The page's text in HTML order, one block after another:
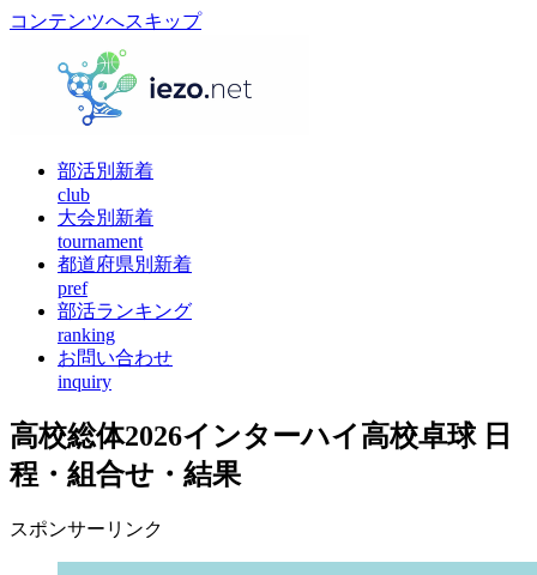
コンテンツへスキップ
部活別新着
club
大会別新着
tournament
都道府県別新着
pref
部活ランキング
ranking
お問い合わせ
inquiry
高校総体2026インターハイ高校卓球 日
程・組合せ・結果
スポンサーリンク